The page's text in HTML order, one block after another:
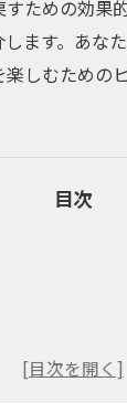
すための効果
ます。あな
しむための
目次